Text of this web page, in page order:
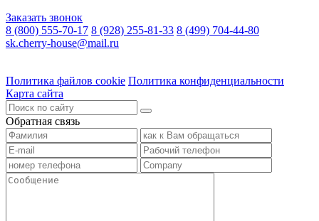
Заказать звонок
8 (800) 555-70-17 8 (928) 255-81-33 8 (499) 704-44-80
sk.cherry-house@mail.ru
Политика файлов cookie Политика конфиденциальности
Карта сайта
Обратная связь